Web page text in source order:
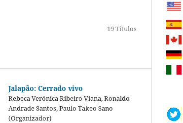
19 Títulos
Jalapão: Cerrado vivo
Rebeca Verônica Ribeiro Viana, Ronaldo
Andrade Santos, Paulo Takeo Sano
(Organizador)